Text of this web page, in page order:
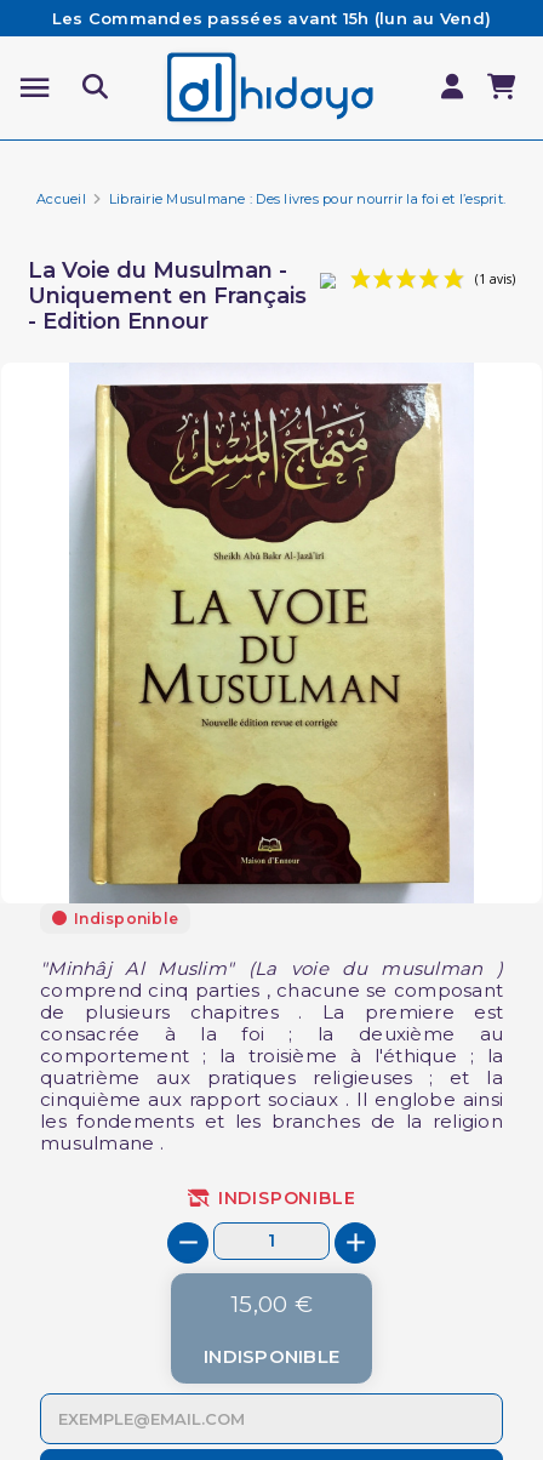
Les Commandes passées avant 15h (lun au Vend)
sont préparées et expédiées le jour même
Besoin d'aide ? Retrouvez notre FAQ
Livraison offerte à partir de 65€ d'achat*
Accueil Librairie Musulmane : Des livres pour nourrir la foi et l’esprit.
La Voie du Musulman -
Uniquement en Français
- Edition Ennour
Indisponible
"Minhâj Al Muslim" (La voie du musulman )
comprend cinq parties , chacune se composant
de plusieurs chapitres . La premiere est
consacrée à la foi ; la deuxième au
comportement ; la troisième à l'éthique ; la
quatrième aux pratiques religieuses ; et la
cinquième aux rapport sociaux . Il englobe ainsi
les fondements et les branches de la religion
musulmane .
INDISPONIBLE
15,00 €
INDISPONIBLE